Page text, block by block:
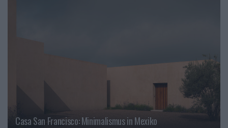
Casa San Francisco: Minimalismus in Mexiko